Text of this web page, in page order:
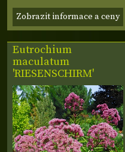
Zobrazit informace a ceny
Eutrochium
maculatum
'RIESENSCHIRM'